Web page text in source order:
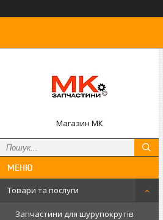
Магазин МК
Товари та послуги
Запчастини для шурупокрутів